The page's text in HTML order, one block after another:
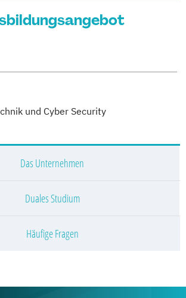
und Cyber Security
Das Unternehmen
Duales Studium
Häufige Fragen